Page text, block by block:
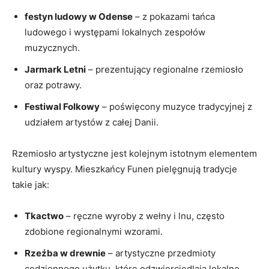
festyn ludowy w ​Odense ⁢– z⁤ pokazami tańca
ludowego i występami lokalnych zespołów
muzycznych.
Jarmark Letni – ​prezentujący regionalne rzemiosło
oraz potrawy.
Festiwal Folkowy – poświęcony muzyce ​tradycyjnej z
udziałem artystów z⁣ całej⁢ Danii.
Rzemiosło artystyczne jest kolejnym istotnym elementem
kultury wyspy. Mieszkańcy Funen pielęgnują tradycje
takie jak:
Tkactwo – ręczne wyroby z wełny i lnu, często
zdobione regionalnymi wzorami.
Rzeźba w ⁣drewnie – artystyczne przedmioty